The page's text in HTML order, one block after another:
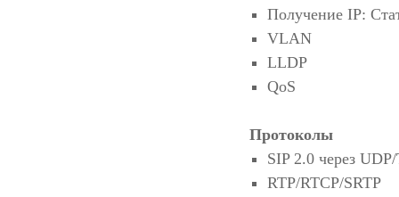
Получение IP:
VLAN
LLDP
QoS
Протоколы
SIP 2.0 через
RTP/RTCP/SRTP